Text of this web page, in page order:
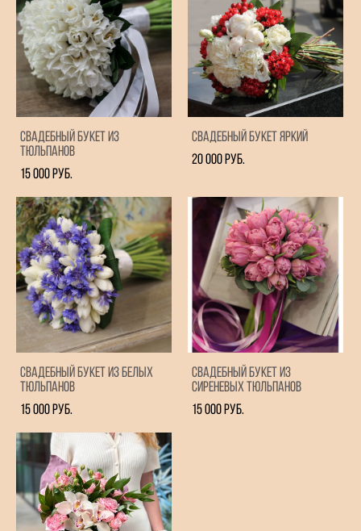
Свадебный букет из
тюльпанов
15 000 pуб.
Свадебный букет яркий
20 000 pуб.
Свадебный букет из белых
тюльпанов
15 000 pуб.
Свадебный букет из
сиреневых тюльпанов
15 000 pуб.